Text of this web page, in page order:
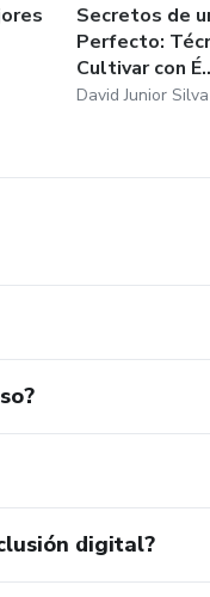
Secretos de
Perfecto:
Cultivar con
David Junior
digital?